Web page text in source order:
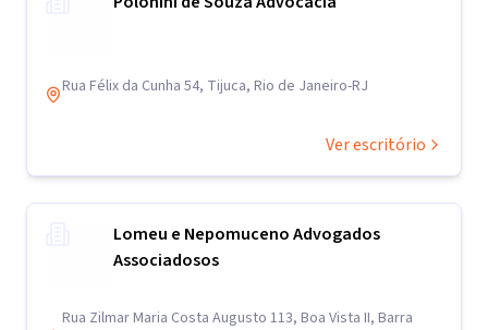
Rua Félix da Cunha 54, Tijuca, Rio de Janeiro-RJ
Ver escritório
Lomeu e Nepomuceno Advogados
Associadosos
Rua Zilmar Maria Costa Augusto 113, Boa Vista II, Barra